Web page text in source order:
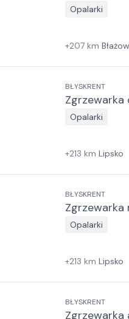
Opalarki
+207 km
BŁYSKRENT
Opalarki
+213 km Lipsko
BŁYSKRENT
Zgrzewarka
Opalarki
+213 km Lipsko
BŁYSKRENT